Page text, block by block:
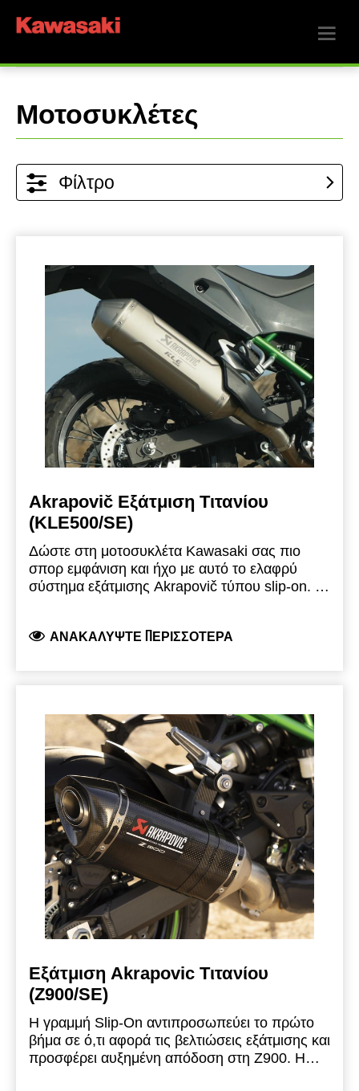
Μοτοσυκλέτες
Φίλτρο
Akrapovič Εξάτμιση Τιτανίου
(KLE500/SE)
Δώστε στη μοτοσυκλέτα Kawasaki σας πιο
σπορ εμφάνιση και ήχο με αυτό το ελαφρύ
σύστημα εξάτμισης Akrapovič τύπου slip-on. Το
διαμορφωμένη επιφάνεια για μεγαλύτερη
να προστατεύεται καλύτερα κατά την οδήγηση
σε πιο απαιτητικές διαδρομές. Το σύστημα
διαθέτει θερμοπροστατευτικό από
ανθρακονήματα και τελικό καπάκι από τιτάνιο,
ενώ προσφέρει βαθύ και δυναμικό ήχο.Η
εγκεκριμένη αυτή εξάτμιση συμμορφώνεται με
τις προδιαγραφές Euro 5+ (εκπομπές ρύπων
και θόρυβος) και διαθέτει έγκριση τύπου EC και
ECE. Δεν μπορεί να συνδυαστεί με τις γνήσιες
πλαϊνές βαλίτσες KLE500 χωρητικότητας 2 ×
21 L.
ΑΝΑΚΑΛΎΨΤΕ ΠΕΡΙΣΣΌΤΕΡΑ
Εξάτμιση Akrapovic Τιτανίου
(Z900/SE)
Η γραμμή Slip-On αντιπροσωπεύει το πρώτο
βήμα σε ό,τι αφορά τις βελτιώσεις εξάτμισης και
προσφέρει αυξημένη απόδοση στη Z900. Η